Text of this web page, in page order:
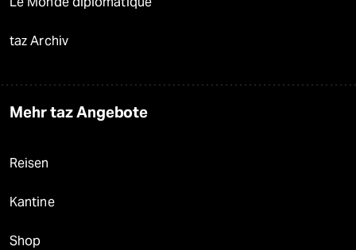
taz Archiv
Mehr taz Angebote
Reisen
Kantine
Shop